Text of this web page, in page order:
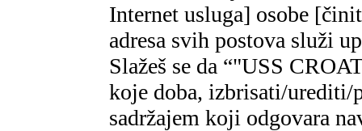
Internet usluga] osobe
adresa svih postova služi
Slažeš se da “"USS
koje doba, izbrisati/urediti/
sadržajem koji odgovara